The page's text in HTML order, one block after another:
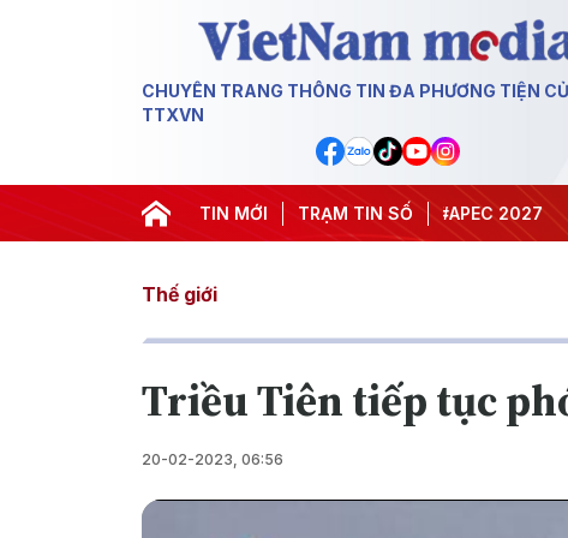
CHUYÊN TRANG THÔNG TIN ĐA PHƯƠNG TIỆN
TTXVN
TIN MỚI TRẠM TIN SỐ
#Hội nghị Trung ương 3 #APEC 2027 #Đưa
Thế giới
Triều Tiên tiếp tục
20-02-2023, 06:56